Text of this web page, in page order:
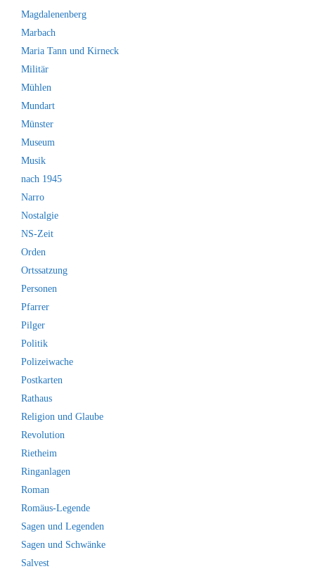
Magdalenenberg
Marbach
Maria Tann und Kirneck
Militär
Mühlen
Mundart
Münster
Museum
Musik
nach 1945
Narro
Nostalgie
NS-Zeit
Orden
Ortssatzung
Personen
Pfarrer
Pilger
Politik
Polizeiwache
Postkarten
Rathaus
Religion und Glaube
Revolution
Rietheim
Ringanlagen
Roman
Romäus-Legende
Sagen und Legenden
Sagen und Schwänke
Salvest